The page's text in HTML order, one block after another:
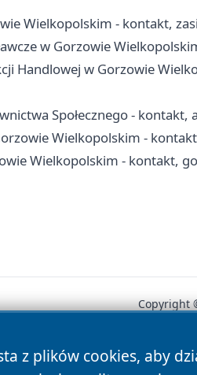
Wielkopolskim - kontakt,
w Gorzowie
Handlowej w Gorzowie
Społecznego - kontakt,
Wielkopolskim -
Wielkopolskim - kontakt,
z plików cookies, aby
Copyright
News